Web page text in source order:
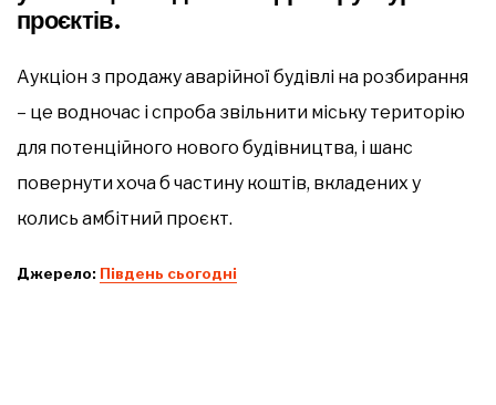
проєктів.
Аукціон з продажу аварійної будівлі на розбирання
– це водночас і спроба звільнити міську територію
для потенційного нового будівництва, і шанс
повернути хоча б частину коштів, вкладених у
колись амбітний проєкт.
Джерело: Південь сьогодні